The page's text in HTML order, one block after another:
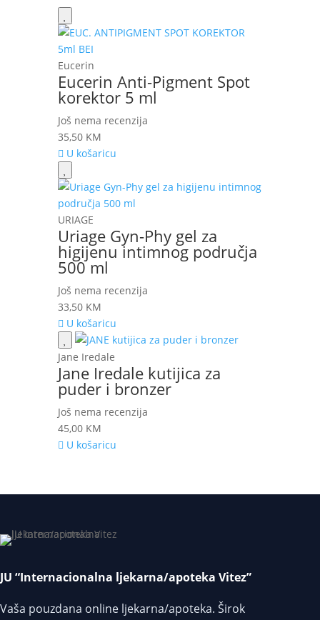
Eucerin
Eucerin Anti-Pigment Spot
korektor 5 ml
Još nema recenzija
35,50 KM
U košaricu
URIAGE
Uriage Gyn-Phy gel za
higijenu intimnog područja
500 ml
Još nema recenzija
33,50 KM
U košaricu
Jane Iredale
Jane Iredale kutijica za
puder i bronzer
Još nema recenzija
45,00 KM
U košaricu
JU “Internacionalna ljekarna/apoteka Vitez”
Vaša pouzdana online ljekarna/apoteka. Širok